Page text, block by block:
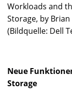
Workloads and
Storage, by Brian
(Bildquelle: Dell
Neue
Storage